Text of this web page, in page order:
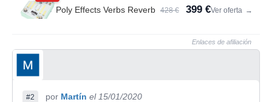
Poly Effects Verbs Reverb 428 € 399 €Ver oferta →
Enlaces de afiliación
#2 por Martín el 15/01/2020